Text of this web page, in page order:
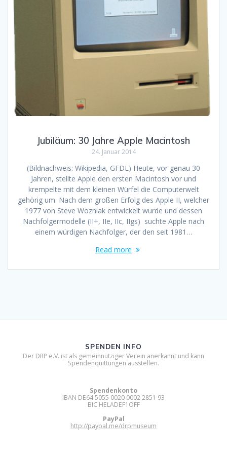
Jubiläum: 30 Jahre Apple Macintosh
24. Januar 2014
(Bildnachweis: Wikipedia, GFDL) Heute, vor genau 30
Jahren, stellte Apple den ersten Macintosh vor und
krempelte mit dem kleinen Würfel die Computerwelt
gehörig um. Nach dem großen Erfolg des Apple II, welcher
1977 von Steve Wozniak entwickelt wurde und dessen
Nachfolgermodelle (II+, IIe, IIc, IIgs) suchte Apple nach
einem würdigen Nachfolger, der den seit 1981…
Read more
SPENDEN INFO
Der DRP e.V. ist als gemeinnütziger Verein anerkannt und kann
Spendenquittungen ausstellen.
Spendenkonto
IBAN DE64 5055 0020 0002 2851 93
BIC HELADEF1OFF
PayPal
http://paypal.me/drpmuseum